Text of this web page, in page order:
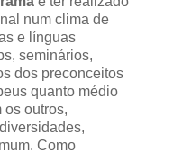
num clima de
e línguas
seminários,
dos preconceitos
quanto médio
os outros,
Como